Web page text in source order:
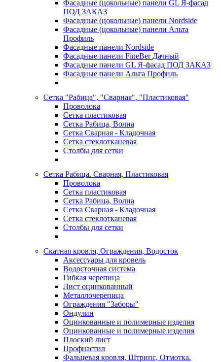
Фасадные (цокольные) панели GL Я-фасад
ПОД ЗАКАЗ
Фасадные (цокольные) панели Nordside
Фасадные (цокольные) панели Альта
Профиль
Фасадные панели Nordside
Фасадные панели FineBer Дачный
Фасадные панели GL Я-фасад ПОД ЗАКАЗ
Фасадные панели Альта Профиль
Сетка "Рабица", "Сварная", "Пластиковая"
Проволока
Сетка пластиковая
Сетка Рабица, Волна
Сетка Сварная - Кладочная
Сетка стеклотканевая
Столбы для сетки
Сетка Рабица. Сварная, Пластиковая
Проволока
Сетка пластиковая
Сетка Рабица, Волна
Сетка Сварная - Кладочная
Сетка стеклотканевая
Столбы для сетки
Скатная кровля, Ограждения, Водосток
Аксессуары для кровель
Водосточная система
Гибкая черепица
Лист оцинкованный
Металлочерепица
Ограждения "Заборы"
Ондулин
Оцинкованные и полимерные изделия
Оцинкованные и полимерные изделия
Плоский лист
Профнастил
Фальцевая кровля, Штрипс, Отмотка.